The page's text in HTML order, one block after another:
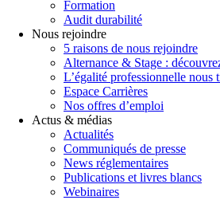
Formation
Audit durabilité
Nous rejoindre
5 raisons de nous rejoindre
Alternance & Stage :
L’égalité professionnelle nous
Espace Carrières
Nos offres d’emploi
Actus & médias
Actualités
Communiqués de presse
News réglementaires
Publications et livres blancs
Webinaires